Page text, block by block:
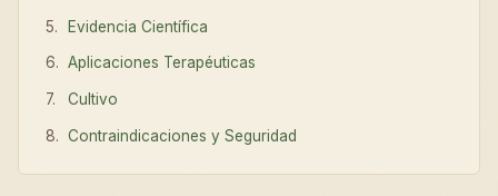
Evidencia Científica
Aplicaciones Terapéuticas
Cultivo
Contraindicaciones y Seguridad